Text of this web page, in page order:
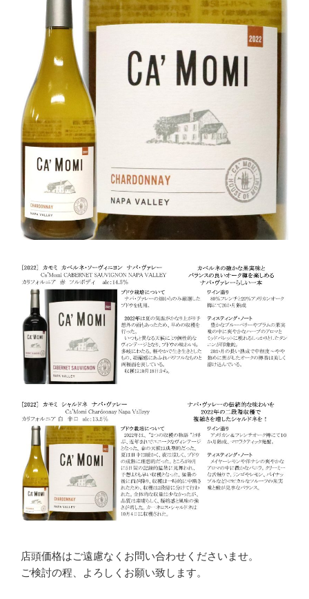
店頭価格はご遠慮なくお問い合わせくださいませ。
ご検討の程、よろしくお願い致します。